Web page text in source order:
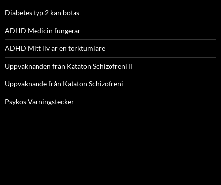
Diabetes typ 2 kan botas
ADHD Medicin fungerar
ADHD Mitt liv är en torktumlare
Uppvaknanden från Kataton Schizofreni II
Uppvaknande från Kataton Schizofreni
Psykos Varningstecken